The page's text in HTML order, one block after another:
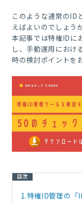
このような通常のID
えばよいのでしょうか
本記事では特権IDに
し、手動運用におけ
時の検討ポイントを
目次
1.特権ID管理の「